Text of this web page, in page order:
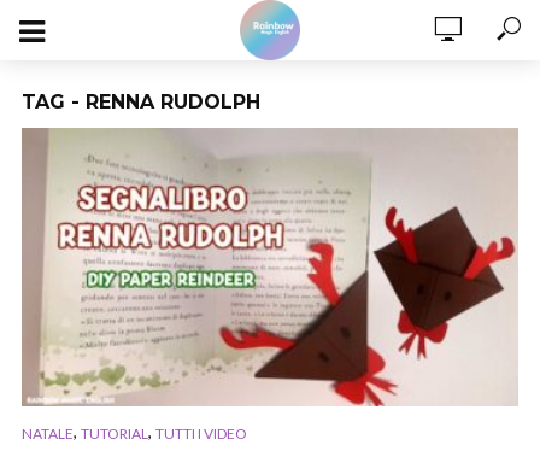
TAG - RENNA RUDOLPH
NATALE, TUTORIAL , TUTTI I VIDEO